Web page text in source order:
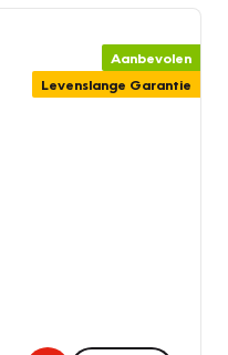
Aanbevolen
Levenslange Garantie